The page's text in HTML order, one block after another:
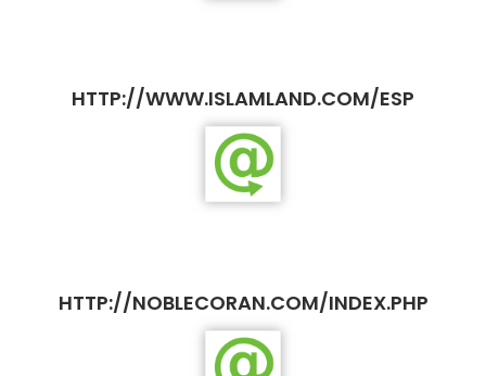
HTTP://WWW.ISLAMLAND.COM/ESP
HTTP://NOBLECORAN.COM/INDEX.PHP